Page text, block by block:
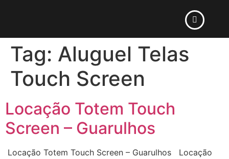
Tag: Aluguel Telas
Touch Screen
Locação Totem Touch
Screen – Guarulhos
Locação Totem Touch Screen – Guarulhos Locação